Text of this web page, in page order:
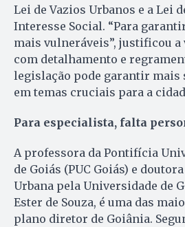
Lei de Vazios Urbanos e a Lei
Interesse Social. “Para
mais vulneráveis”, justificou a
com detalhamento e
legislação pode garantir mais
em temas cruciais para a
Para especialista, falta
A professora da Pontifícia
de Goiás (PUC Goiás) e
Urbana pela Universidade de
Ester de Souza, é uma das
plano diretor de Goiânia.